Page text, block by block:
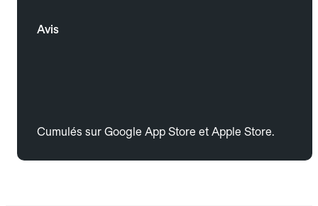
Avis
Cumulés sur Google App Store et Apple Store.